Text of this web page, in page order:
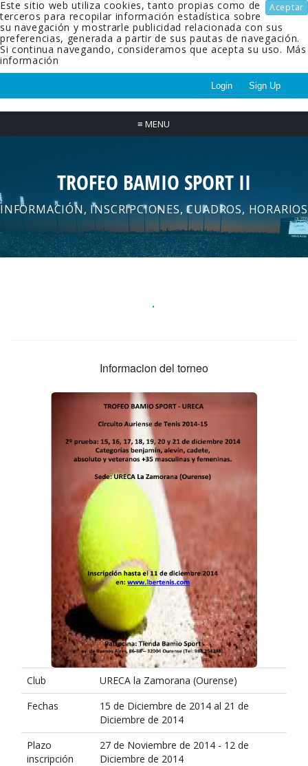
Aceptar
Este sitio web utiliza cookies, tanto propias como de
terceros para recopilar información estadística sobre
su navegación y mostrarle publicidad relacionada con sus
preferencias, generada a partir de sus pautas de navegación.
Si continua navegando, consideramos que acepta su uso. Más
información
Login Sign Up
≡ MENU
TROFEO BAMIO SPORT II
INFORMACIÓN, INSCRIPCIONES, CUADROS, HORARIOS
.
Informacion del torneo
Club
URECA la Zamorana (Ourense)
Fechas
15 de Diciembre de 2014 al 21 de
Diciembre de 2014
Plazo
inscripción
27 de Noviembre de 2014 - 12 de
Diciembre de 2014